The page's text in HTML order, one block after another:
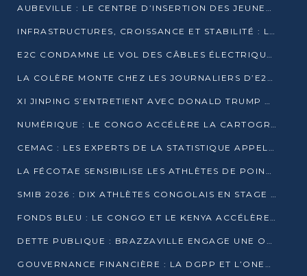
AUBEVILLE : LE CENTRE D’INSERTION DES JEUNES PRÊT À OUVRIR SES PORTES
INFRASTRUCTURES, CROISSANCE ET STABILITÉ : LA GUINÉE AFFÛTE SES AMBITIONS
E2C CONDAMNE LE VOL DES CÂBLES ÉLECTRIQUES APRÈS UNE VIDÉO VIRALE
LA COLÈRE MONTE CHEZ LES JOURNALIERS D’E2C QUI DÉNONCENT 20 ANS DE PRÉCARITÉ
XI JINPING S’ENTRETIENT AVEC DONALD TRUMP À BEIJING
NUMÉRIQUE : LE CONGO ACCÉLÈRE LA CARTOGRAPHIE DE SES INFRASTRUCTURES DIGITALES
CEMAC : LES EXPERTS DE LA STATISTIQUE APPELLENT À RENFORCER LA SÉCURISATION DES DONNÉES
LA FÉCOTAE SENSIBILISE LES ATHLÈTES DE POINTE-NOIRE À L’HYGIÈNE ALIMENTA
SMIB 2026 : DIX ATHLÈTES CONGOLAIS EN STAGE AU KENYA
FONDS BLEU : LE CONGO ET LE KENYA ACCÉLÈRENT LA MOBILISATION DES FINANCEMENTS
DETTE PUBLIQUE : BRAZZAVILLE ENGAGE UNE OPÉRATION DE RACHAT DE 575 MILLIONS DE DOLLARS
GOUVERNANCE FINANCIÈRE : LA DGPP ET L’ONEC-C VERS UN PARTENARIAT POUR ASSAINIR LES ENTREPRISES PUBLIQUES